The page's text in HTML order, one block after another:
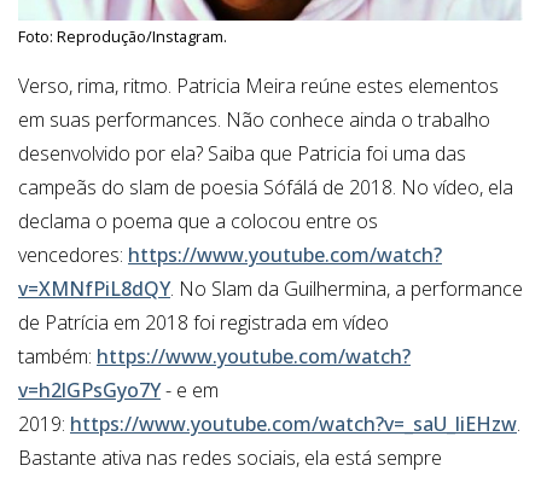
Foto: Reprodução/Instagram.
Verso, rima, ritmo. Patricia Meira reúne estes elementos
em suas performances. Não conhece ainda o trabalho
desenvolvido por ela? Saiba que Patricia foi uma das
campeãs do slam de poesia Sófálá de 2018. No vídeo, ela
declama o poema que a colocou entre os
vencedores: https://www.youtube.com/watch?
v=XMNfPiL8dQY. No Slam da Guilhermina, a performance
de Patrícia em 2018 foi registrada em vídeo
também: https://www.youtube.com/watch?
v=h2lGPsGyo7Y- e em
2019: https://www.youtube.com/watch?v=_saU_liEHzw.
Bastante ativa nas redes sociais, ela está sempre